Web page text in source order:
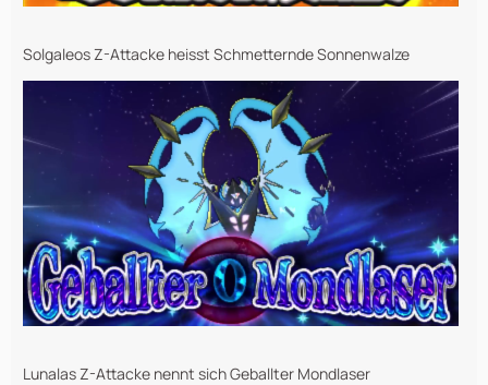
Solgaleos Z-Attacke heisst Schmetternde Sonnenwalze
Lunalas Z-Attacke nennt sich Geballter Mondlaser